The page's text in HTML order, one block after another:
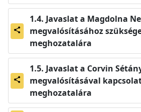
share
Javaslat a Magdolna
megvalósításához
meghozatalára
share
Javaslat a Corvin
megvalósításával
meghozatalára